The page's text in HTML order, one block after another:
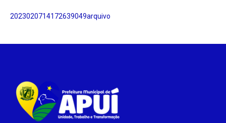
2023020714172639049arquivo